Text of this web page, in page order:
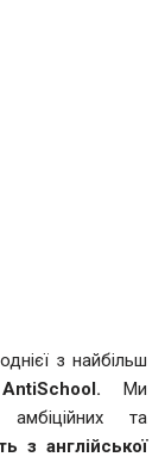
з найбільш
AntiSchool.Ми
та
з англійської